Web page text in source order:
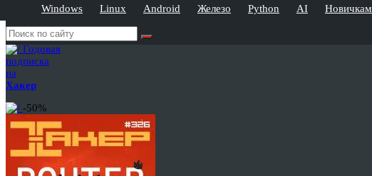
Windows Linux Android Железо Python AI Новичкам
Годовая
подписка
на
Хакер
-50%